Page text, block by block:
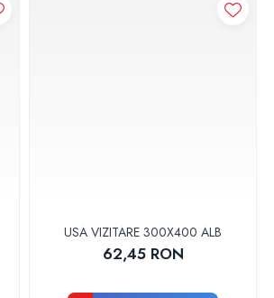
USA VIZITARE 300X400 ALB
62,45 RON